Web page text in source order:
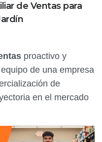
de Ventas para
proactivo y
de una empresa
de
en el mercado